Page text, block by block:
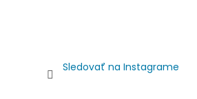
Sledovať na Instagrame